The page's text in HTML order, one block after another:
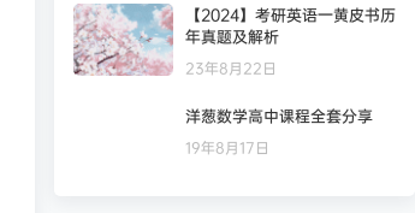
【2024】考研英语一黄皮书历
年真题及解析
23年8月22日
洋葱数学高中课程全套分享
19年8月17日